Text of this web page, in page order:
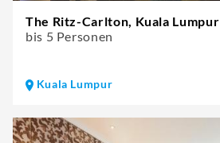
The Ritz-Carlton, Kuala Lumpur
bis 5 Personen
Kuala Lumpur